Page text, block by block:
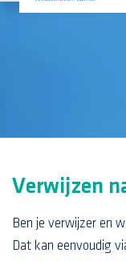
Verwijzen
Ben je verwijzer en
Dat kan eenvoudig